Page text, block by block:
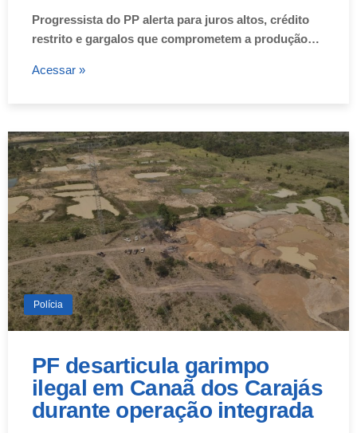
Progressista do PP alerta para juros altos, crédito
restrito e gargalos que comprometem a produção…
Acessar »
Polícia
PF desarticula garimpo
ilegal em Canaã dos Carajás
durante operação integrada